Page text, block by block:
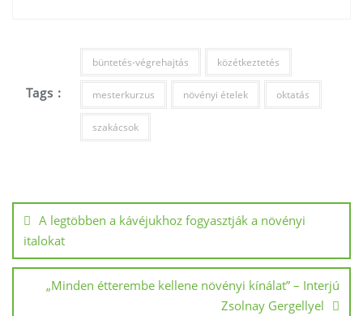
Tags :
büntetés-végrehajtás közétkeztetés
mesterkurzus növényi ételek oktatás
szakácsok
A legtöbben a kávéjukhoz fogyasztják a növényi
italokat
„Minden étterembe kellene növényi kínálat” – Interjú
Zsolnay Gergellyel